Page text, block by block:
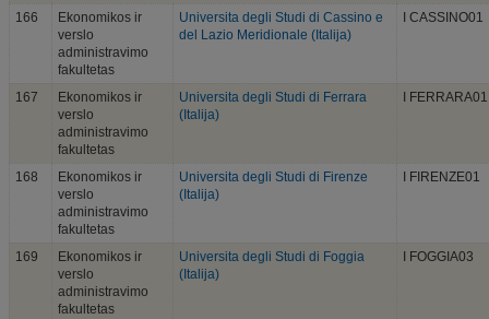
166
Ekonomikos ir
verslo
administravimo
fakultetas
Universita degli Studi di Cassino e
del Lazio Meridionale (Italija)
I CASSINO01
167
Ekonomikos ir
verslo
administravimo
fakultetas
Universita degli Studi di Ferrara
(Italija)
I FERRARA01
168
Ekonomikos ir
verslo
administravimo
fakultetas
Universita degli Studi di Firenze
(Italija)
I FIRENZE01
169
Ekonomikos ir
verslo
administravimo
fakultetas
Universita degli Studi di Foggia
(Italija)
I FOGGIA03